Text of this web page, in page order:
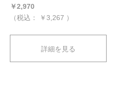
￥2,970
（税込：
￥3,267 ）
詳細を見る